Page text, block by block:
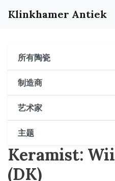
Klinkhamer Antiek
所有陶瓷
制造商
艺术家
主题
Keramist:
(DK)